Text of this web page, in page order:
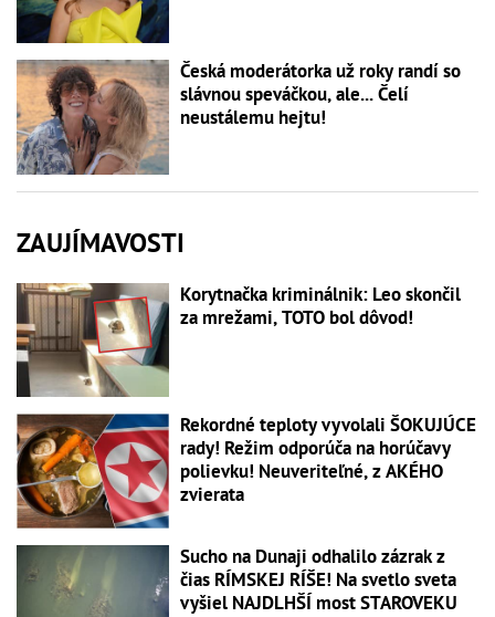
Česká moderátorka už roky randí so
slávnou speváčkou, ale... Čelí
neustálemu hejtu!
ZAUJÍMAVOSTI
Korytnačka kriminálnik: Leo skončil
za mrežami, TOTO bol dôvod!
Rekordné teploty vyvolali ŠOKUJÚCE
rady! Režim odporúča na horúčavy
polievku! Neuveriteľné, z AKÉHO
zvierata
Sucho na Dunaji odhalilo zázrak z
čias RÍMSKEJ RÍŠE! Na svetlo sveta
vyšiel NAJDLHŠÍ most STAROVEKU